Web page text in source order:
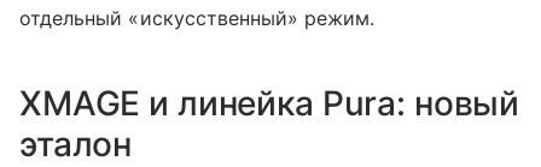
отдельный «искусственный» режим.
XMAGE и линейка Pura: новый
эталон